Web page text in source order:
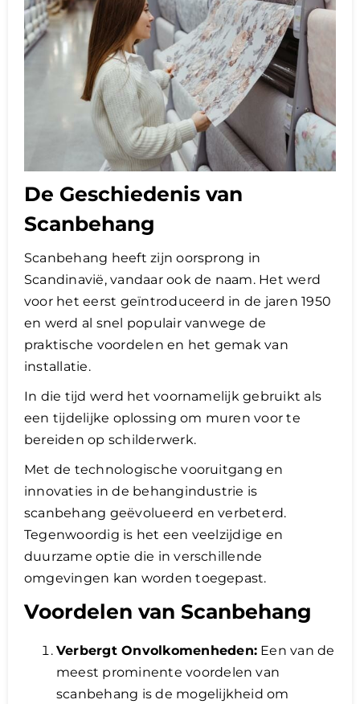
De Geschiedenis van
Scanbehang
Scanbehang heeft zijn oorsprong in
Scandinavië, vandaar ook de naam. Het werd
voor het eerst geïntroduceerd in de jaren 1950
en werd al snel populair vanwege de
praktische voordelen en het gemak van
installatie.
In die tijd werd het voornamelijk gebruikt als
een tijdelijke oplossing om muren voor te
bereiden op schilderwerk.
Met de technologische vooruitgang en
innovaties in de behangindustrie is
scanbehang geëvolueerd en verbeterd.
Tegenwoordig is het een veelzijdige en
duurzame optie die in verschillende
omgevingen kan worden toegepast.
Voordelen van Scanbehang
Verbergt Onvolkomenheden: Een van de
meest prominente voordelen van
scanbehang is de mogelijkheid om